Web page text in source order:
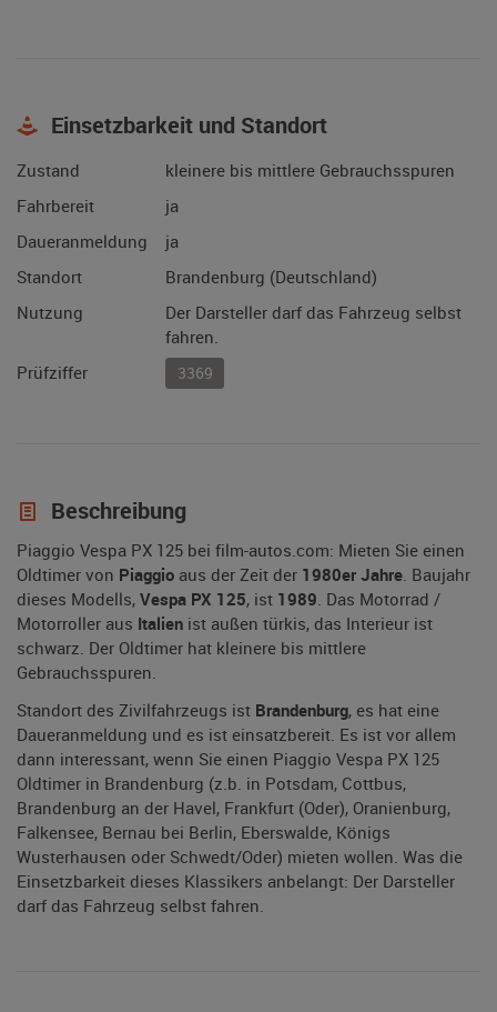
Einsetzbarkeit und Standort
Zustand
kleinere bis mittlere Gebrauchsspuren
Fahrbereit
ja
Daueranmeldung
ja
Standort
Brandenburg (Deutschland)
Nutzung
Der Darsteller darf das Fahrzeug selbst
fahren.
Prüfziffer
3369
Beschreibung
Piaggio Vespa PX 125 bei film-autos.com: Mieten Sie einen
Oldtimer von Piaggio aus der Zeit der 1980er Jahre. Baujahr
dieses Modells, Vespa PX 125, ist 1989. Das Motorrad /
Motorroller aus Italien ist außen türkis, das Interieur ist
schwarz. Der Oldtimer hat kleinere bis mittlere
Gebrauchsspuren.
Standort des Zivilfahrzeugs ist Brandenburg, es hat eine
Daueranmeldung und es ist einsatzbereit. Es ist vor allem
dann interessant, wenn Sie einen Piaggio Vespa PX 125
Oldtimer in Brandenburg (z.b. in Potsdam, Cottbus,
Brandenburg an der Havel, Frankfurt (Oder), Oranienburg,
Falkensee, Bernau bei Berlin, Eberswalde, Königs
Wusterhausen oder Schwedt/Oder) mieten wollen. Was die
Einsetzbarkeit dieses Klassikers anbelangt: Der Darsteller
darf das Fahrzeug selbst fahren.